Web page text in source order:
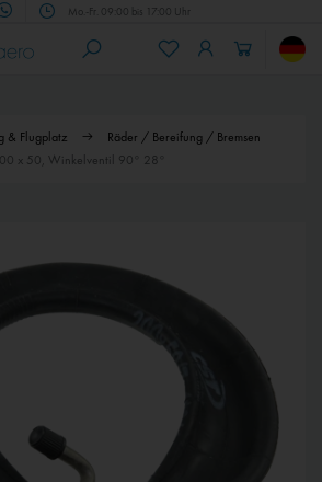
Mo.-Fr. 09:00 bis 17:00 Uhr
& Flugplatz
Räder / Bereifung / Bremsen
x 50, Winkelventil 90° 28°